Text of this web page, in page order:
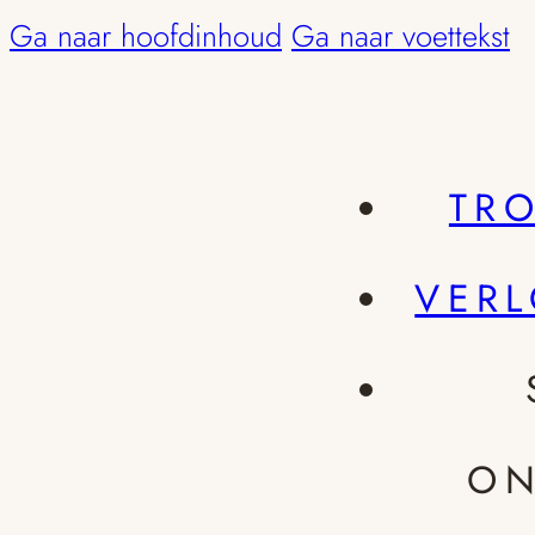
Ga naar hoofdinhoud Ga naar voettekst